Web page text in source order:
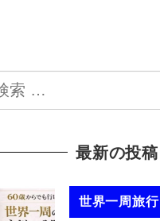
最新の投稿
世界一周旅行